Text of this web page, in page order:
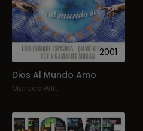
2001
Dios Al Mundo Amo
Marcos Witt